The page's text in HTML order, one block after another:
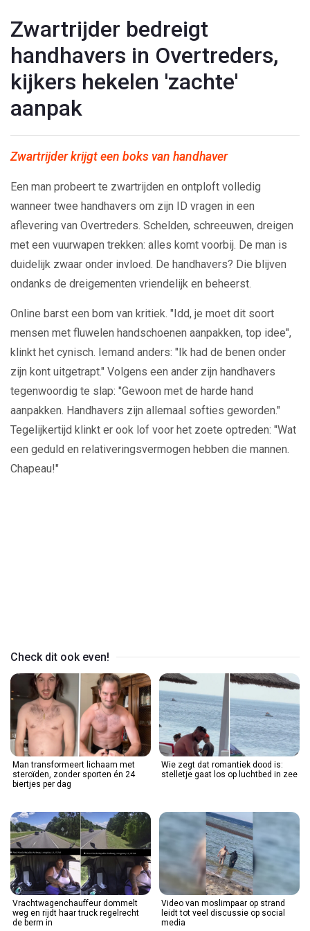
Zwartrijder bedreigt
handhavers in Overtreders,
kijkers hekelen 'zachte'
aanpak
Zwartrijder krijgt een boks van handhaver
Een man probeert te zwartrijden en ontploft volledig
wanneer twee handhavers om zijn ID vragen in een
aflevering van Overtreders. Schelden, schreeuwen, dreigen
met een vuurwapen trekken: alles komt voorbij. De man is
duidelijk zwaar onder invloed. De handhavers? Die blijven
ondanks de dreigementen vriendelijk en beheerst.
Online barst een bom van kritiek. "Idd, je moet dit soort
mensen met fluwelen handschoenen aanpakken, top idee",
klinkt het cynisch. Iemand anders: "Ik had de benen onder
zijn kont uitgetrapt." Volgens een ander zijn handhavers
tegenwoordig te slap: "Gewoon met de harde hand
aanpakken. Handhavers zijn allemaal softies geworden."
Tegelijkertijd klinkt er ook lof voor het zoete optreden: "Wat
een geduld en relativeringsvermogen hebben die mannen.
Chapeau!"
Check dit ook even!
Man transformeert lichaam met
steroïden, zonder sporten én 24
biertjes per dag
Wie zegt dat romantiek dood is:
stelletje gaat los op luchtbed in zee
Vrachtwagenchauffeur dommelt
weg en rijdt haar truck regelrecht
de berm in
Video van moslimpaar op strand
leidt tot veel discussie op social
media